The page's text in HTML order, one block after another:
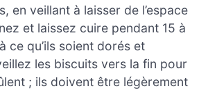
en veillant à laisser de l’espace
et laissez cuire pendant 15 à
ce qu’ils soient dorés et
les biscuits vers la fin pour
; ils doivent être légèrement